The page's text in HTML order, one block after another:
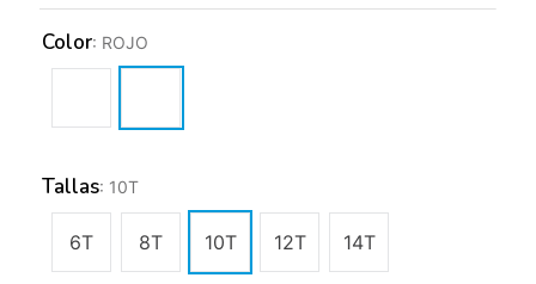
Tallas: 10T
6T 8T 10T 12T 14T
Color: ROJO